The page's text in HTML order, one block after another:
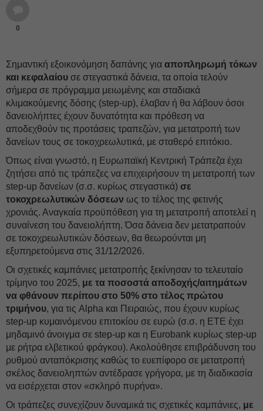
0
Σημαντική εξοικονόμηση δαπάνης για αποπληρωμή τόκων
και κεφαλαίου σε στεγαστικά δάνεια, τα οποία τελούν
σήμερα σε πρόγραμμα μειωμένης και σταδιακά
κλιμακούμενης δόσης (step-up), έλαβαν ή θα λάβουν όσοι
δανειολήπτες έχουν δυνατότητα και πρόθεση να
αποδεχθούν τις προτάσεις τραπεζών, για μετατροπή των
δανείων τους σε τοκοχρεωλυτικά, με σταθερό επιτόκιο.
Όπως είναι γνωστό, η Ευρωπαϊκή Κεντρική Τράπεζα έχει
ζητήσει από τις τράπεζες να επιχειρήσουν τη μετατροπή των
step-up δανείων (σ.σ. κυρίως στεγαστικά) σε
τοκοχρεωλυτικών δόσεων ως το τέλος της φετινής
χρονιάς. Αναγκαία προϋπόθεση για τη μετατροπή αποτελεί η
συναίνεση του δανειολήπτη. Όσα δάνεια δεν μετατραπούν
σε τοκοχρεωλυτικών δόσεων, θα θεωρούνται μη
εξυπηρετούμενα στις 31/12/2026.
Οι σχετικές καμπάνιες μετατροπής ξεκίνησαν το τελευταίο
τρίμηνο του 2025, με τα ποσοστά αποδοχής/αιτημάτων
να φθάνουν περίπου στο 50% στο τέλος πρώτου
τριμήνου, για τις Alpha και Πειραιώς, που έχουν κυρίως
step-up κυμαινόμενου επιτοκίου σε ευρώ (σ.σ. η ETE έχει
μηδαμινό άνοιγμα σε step-up και η Eurobank κυρίως step-up
με ρήτρα ελβετικού φράγκου). Ακολούθησε επιβράδυνση του
ρυθμού ανταπόκρισης καθώς το ευεπίφορο σε μετατροπή
σκέλος δανειοληπτών αντέδρασε γρήγορα, με τη διαδικασία
να εισέρχεται στον «σκληρό πυρήνα».
Οι τράπεζες συνεχίζουν δυναμικά τις σχετικές καμπάνιες, με